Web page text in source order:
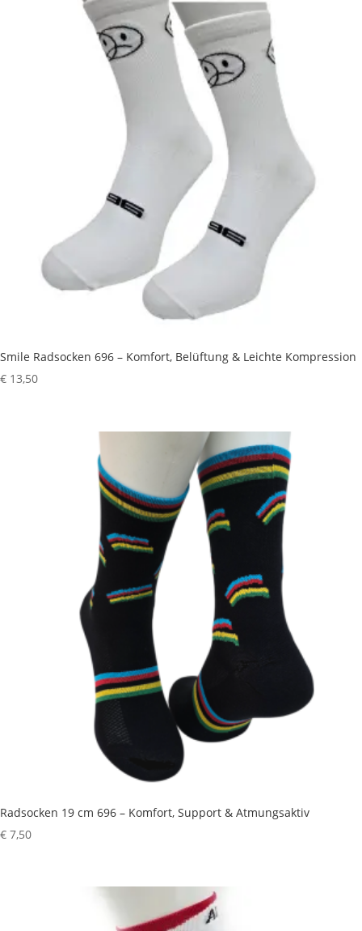
Smile Radsocken 696 – Komfort, Belüftung & Leichte Kompression
€ 13,50
Radsocken 19 cm 696 – Komfort, Support & Atmungsaktiv
€ 7,50